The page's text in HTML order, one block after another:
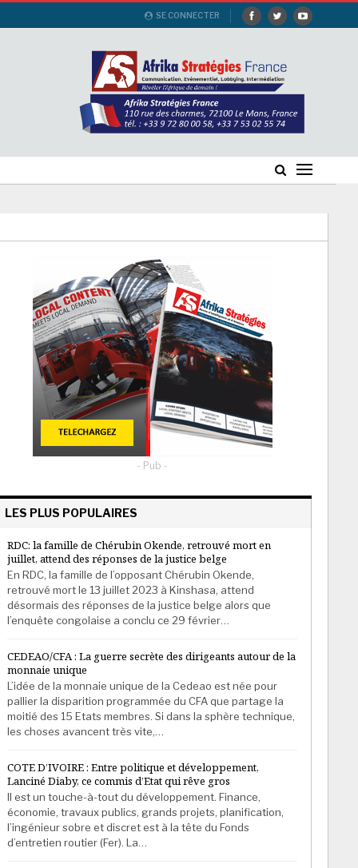
SE CONNECTER
- Pub -
LES PLUS POPULAIRES
RDC: la famille de Chérubin Okende, retrouvé mort en
juillet, attend des réponses de la justice belge
En RDC, la famille de l’opposant Chérubin Okende,
retrouvé mort le 13 juillet 2023 à Kinshasa, attend
désormais des réponses de la justice belge alors que
l’enquête congolaise a conclu ce 29 février…
CEDEAO/CFA : La guerre secrète des dirigeants autour de la
monnaie unique
L’idée de la monnaie unique de la Cedeao est née pour
pallier la disparition programmée du CFA que partage la
moitié des 15 Etats membres. Si dans la sphère technique,
les choses avancent très vite,…
COTE D’IVOIRE : Entre politique et développement,
Lanciné Diaby, ce commis d’Etat qui rêve gros
Il est un touche-à-tout du développement. Finance,
économie, travaux publics, grands projets, planification,
l’ingénieur sobre et discret est à la tête du Fonds
d’entretien routier (Fer). La…